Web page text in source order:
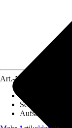
Art.-Nr.
Schneelast
Aufstellmaße B